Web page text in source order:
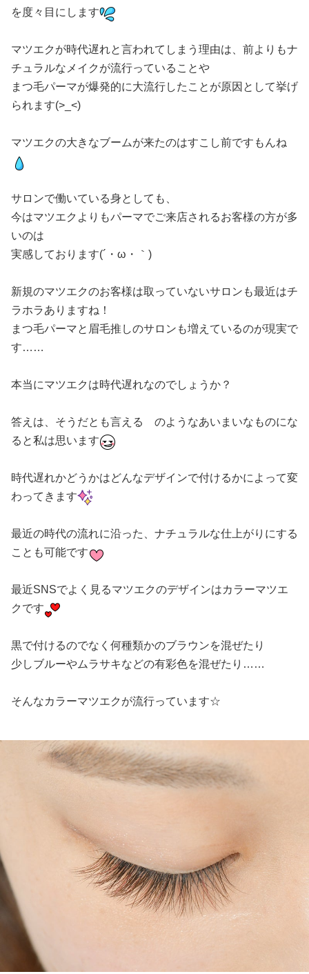
を度々目にします
マツエクが時代遅れと言われてしまう理由は、前よりもナ
チュラルなメイクが流行っていることや
まつ毛パーマが爆発的に大流行したことが原因として挙げ
られます(>_<)
マツエクの大きなブームが来たのはすこし前ですもんね
サロンで働いている身としても、
今はマツエクよりもパーマでご来店されるお客様の方が多
いのは
実感しております(´・ω・｀)
新規のマツエクのお客様は取っていないサロンも最近はチ
ラホラありますね！
まつ毛パーマと眉毛推しのサロンも増えているのが現実で
す……
本当にマツエクは時代遅れなのでしょうか？
答えは、そうだとも言える のようなあいまいなものにな
ると私は思います
時代遅れかどうかはどんなデザインで付けるかによって変
わってきます
最近の時代の流れに沿った、ナチュラルな仕上がりにする
ことも可能です
最近SNSでよく見るマツエクのデザインはカラーマツエ
クです
黒で付けるのでなく何種類かのブラウンを混ぜたり
少しブルーやムラサキなどの有彩色を混ぜたり……
そんなカラーマツエクが流行っています☆